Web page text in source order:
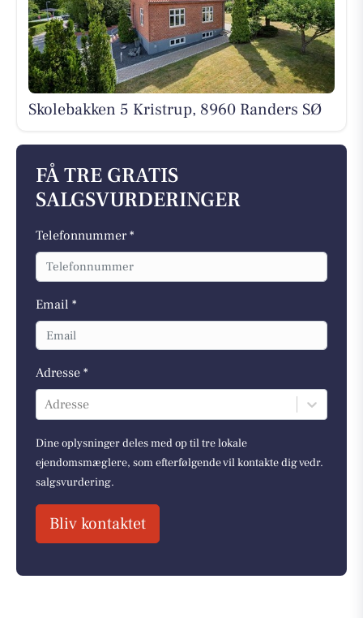
Skolebakken 5 Kristrup, 8960 Randers SØ
FÅ TRE GRATIS
SALGSVURDERINGER
Telefonnummer *
Email *
Adresse *
Adresse
Dine oplysninger deles med op til tre lokale
ejendomsmæglere, som efterfølgende vil kontakte dig vedr.
salgsvurdering.
Bliv kontaktet